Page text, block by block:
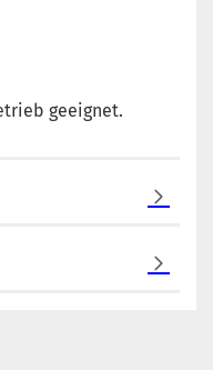
geeignet.